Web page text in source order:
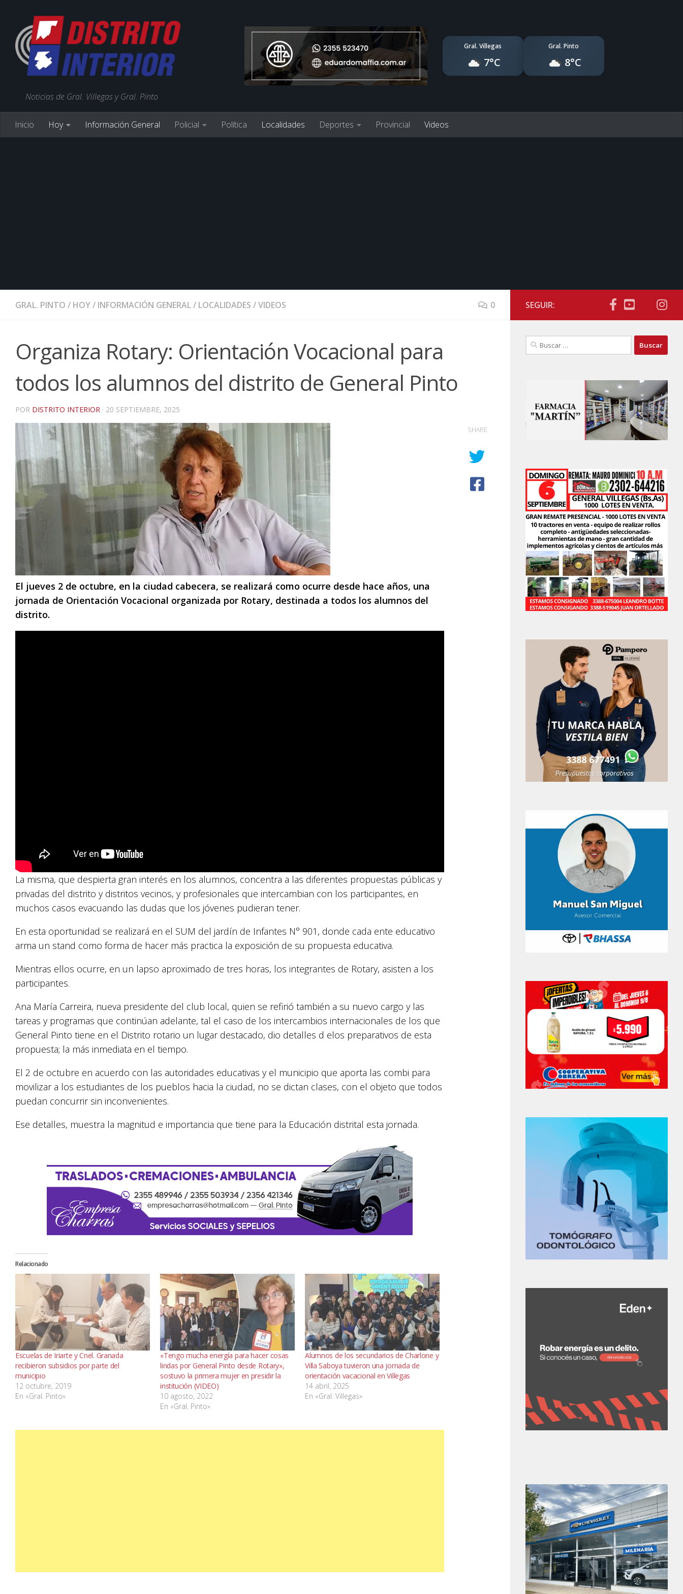
Noticias de Gral. Villegas y Gral. Pinto
Gral. Villegas
7°C
Gral. Pinto
8°C
Inicio Hoy Información General Policial Política Localidades Deportes Provincial Videos
GRAL. PINTO / HOY/ INFORMACIÓN GENERAL/ LOCALIDADES /VIDEOS 0
Organiza Rotary: Orientación Vocacional para
todos los alumnos del distrito de General Pinto
POR DISTRITO INTERIOR · 20 SEPTIEMBRE, 2025
El jueves 2 de octubre, en la ciudad cabecera, se realizará como ocurre desde hace años, una
jornada de Orientación Vocacional organizada por Rotary, destinada a todos los alumnos del
distrito.
La misma, que despierta gran interés en los alumnos, concentra a las diferentes propuestas públicas y
privadas del distrito y distritos vecinos, y profesionales que intercambian con los participantes, en
muchos casos evacuando las dudas que los jóvenes pudieran tener.
En esta oportunidad se realizará en el SUM del jardín de Infantes N° 901, donde cada ente educativo
arma un stand como forma de hacer más practica la exposición de su propuesta educativa.
Mientras ellos ocurre, en un lapso aproximado de tres horas, los integrantes de Rotary, asisten a los
participantes.
Ana María Carreira, nueva presidente del club local, quien se refirió también a su nuevo cargo y las
tareas y programas que continúan adelante, tal el caso de los intercambios internacionales de los que
General Pinto tiene en el Distrito rotario un lugar destacado, dio detalles d elos preparativos de esta
propuesta; la más inmediata en el tiempo.
El 2 de octubre en acuerdo con las autoridades educativas y el municipio que aporta las combi para
movilizar a los estudiantes de los pueblos hacia la ciudad, no se dictan clases, con el objeto que todos
puedan concurrir sin inconvenientes.
Ese detalles, muestra la magnitud e importancia que tiene para la Educación distrital esta jornada.
Relacionado
Escuelas de Iriarte y Cnel. Granada
recibieron subsidios por parte del
municipio
12 octubre, 2019
En «Gral. Pinto»
«Tengo mucha energía para hacer cosas
lindas por General Pinto desde Rotary»,
sostuvo la primera mujer en presidir la
institución (VIDEO)
10 agosto, 2022
En «Gral. Pinto»
Alumnos de los secundarios de Charlone y
Villa Saboya tuvieron una jornada de
orientación vacacional en Villegas
14 abril, 2025
En «Gral. Villegas»
SHARE
SEGUIR:
Buscar: